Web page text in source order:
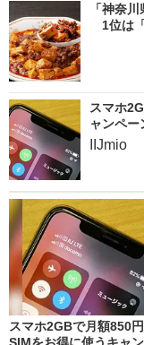
「神奈
1位は
スマホ
ャンペー
IIJmio
スマホ2GBで月額850
SIMをお得に使うキャ